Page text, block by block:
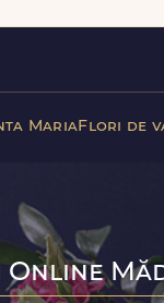
MariaFlori de
Online